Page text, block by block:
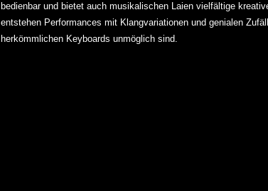
bedienbar und bietet auch musikalischen Laien vielfältige
entstehen Performances mit Klangvariationen und genialen
herkömmlichen Keyboards unmöglich sind.